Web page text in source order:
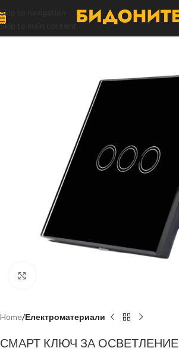
Skip to navigation
Skip to main content
Home Електроматериали
СМАРТ КЛЮЧ ЗА ОСВЕТЛЕНИЕ